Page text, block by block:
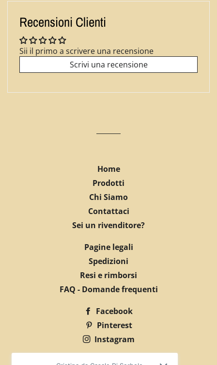
Facebook
Twitter
Pinterest
Recensioni Clienti
Sii il primo a scrivere una recensione
Scrivi una recensione
Home
Prodotti
Chi Siamo
Contattaci
Sei un rivenditore?
Pagine legali
Spedizioni
Resi e rimborsi
FAQ - Domande frequenti
Facebook
Pinterest
Instagram
© 2026, EDART